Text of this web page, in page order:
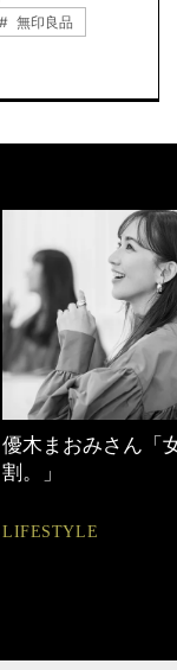
無印良品
優木まおみさん「
割。」
LIFESTYLE